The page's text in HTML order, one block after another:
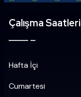
Çalışma Saatleri
Hafta İçi
Cumartesi